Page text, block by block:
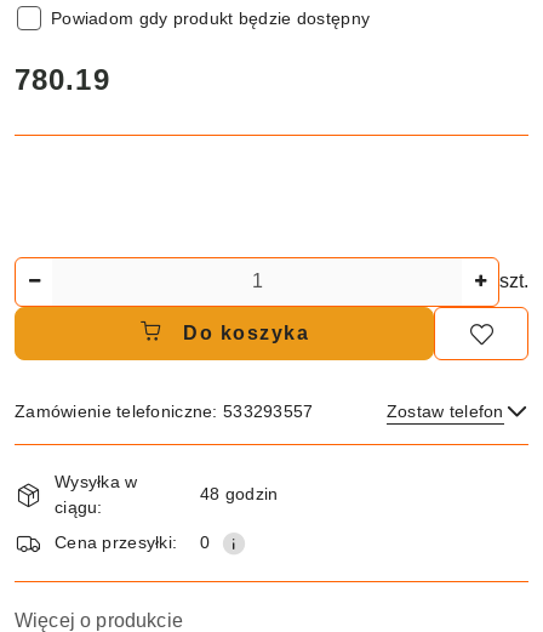
Powiadom gdy produkt będzie dostępny
cena:
780.19
szt.
Do koszyka
Zamówienie telefoniczne: 533293557 Zostaw telefon
Dostępność
i
dostawa
Wysyłka w
ciągu:
48 godzin
Cena przesyłki: 0
Więcej o produkcie